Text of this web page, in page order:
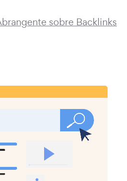
sobre Backlinks